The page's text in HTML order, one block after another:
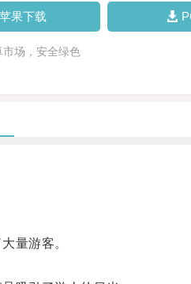
苹果下载
市场，安全绿色
量游客。